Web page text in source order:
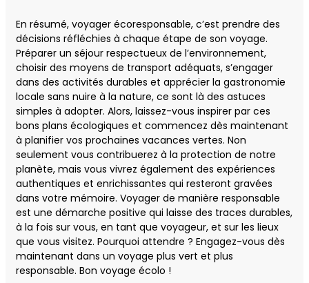
En résumé, voyager écoresponsable, c’est prendre des
décisions réfléchies à chaque étape de son voyage.
Préparer un séjour respectueux de l’environnement,
choisir des moyens de transport adéquats, s’engager
dans des activités durables et apprécier la gastronomie
locale sans nuire à la nature, ce sont là des astuces
simples à adopter. Alors, laissez-vous inspirer par ces
bons plans écologiques et commencez dès maintenant
à planifier vos prochaines vacances vertes. Non
seulement vous contribuerez à la protection de notre
planète, mais vous vivrez également des expériences
authentiques et enrichissantes qui resteront gravées
dans votre mémoire. Voyager de manière responsable
est une démarche positive qui laisse des traces durables,
à la fois sur vous, en tant que voyageur, et sur les lieux
que vous visitez. Pourquoi attendre ? Engagez-vous dès
maintenant dans un voyage plus vert et plus
responsable. Bon voyage écolo !